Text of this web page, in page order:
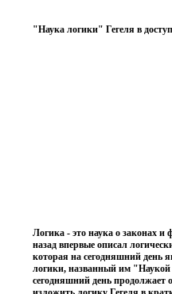
"Наука логики" Гегеля в
Логика - это наука о законах
назад впервые описал
которая на сегодняшний день
логики, названный им "Наукой
сегодняшний день продолжает